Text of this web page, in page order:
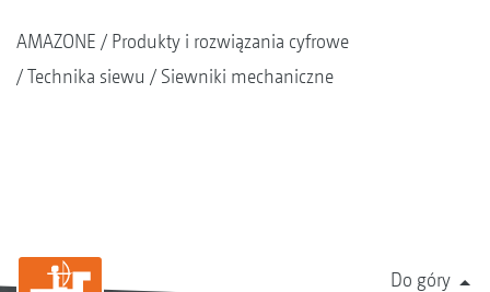
AMAZONE
Produkty i rozwiązania cyfrowe
Technika siewu
Siewniki mechaniczne
Do góry